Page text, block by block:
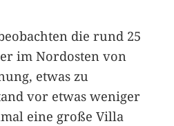
die rund 25
im Nordosten von
etwas zu
vor etwas weniger
eine große Villa